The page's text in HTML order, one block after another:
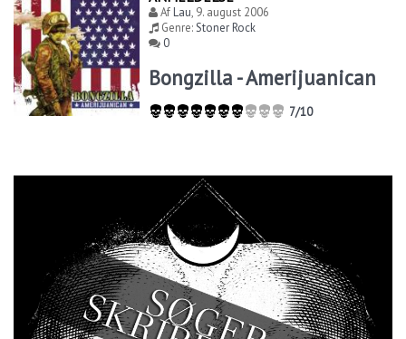
AfLau, 9. august 2006
Genre:Stoner Rock
0
Bongzilla - Amerijuanican
7/10